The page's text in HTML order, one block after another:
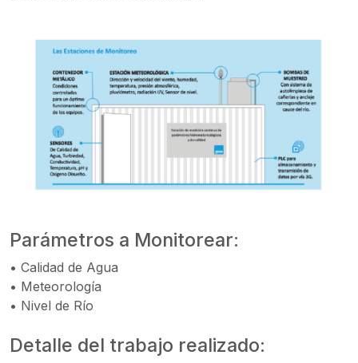
Parámetros a Monitorear:
• Calidad de Agua
• Meteorología
• Nivel de Río
Detalle del trabajo realizado: